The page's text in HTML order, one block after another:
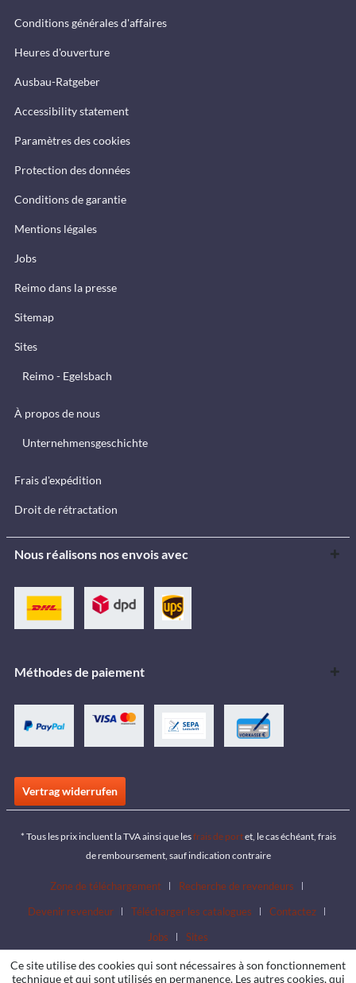
Conditions générales d'affaires
Heures d'ouverture
Ausbau-Ratgeber
Accessibility statement
Paramètres des cookies
Protection des données
Conditions de garantie
Mentions légales
Jobs
Reimo dans la presse
Sitemap
Sites
Reimo - Egelsbach
À propos de nous
Unternehmensgeschichte
Frais d'expédition
Droit de rétractation
Nous réalisons nos envois avec
Méthodes de paiement
Vertrag widerrufen
* Tous les prix incluent la TVA ainsi que lesfrais de portet, le cas échéant, frais
de remboursement, sauf indication contraire
Zone de téléchargement
Recherche de revendeurs
Devenir revendeur
Télécharger les catalogues
Contactez
Jobs
Sites
Ce site utilise des cookies qui sont nécessaires à son fonctionnement
technique et qui sont utilisés en permanence. Les autres cookies, qui